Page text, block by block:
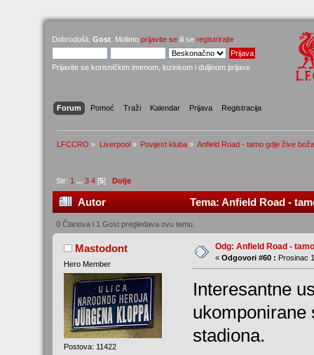
Dobrodošli, Gost . Molimo prijavite se ili se registrirajte
Prijavite se korisničkim imenom, lozinkom i duljinom prijave
Forum Pomoć Traži Kalendar Prijava Registracija
LFCCRO » Liverpool» Povijest kluba» Anfield Road - tamo gdje žive
Str: 1 ...3 4 [5]Dolje
Autor Tema: Anfield Road -
0 Članova i 1 Gost pregledava ovu temu.
Mastodont
Hero Member
Postova: 11422
Odg: Anfield Road -
« Odgovori #60 : Prosinac
Interesantne
ukomponirane
stadiona.